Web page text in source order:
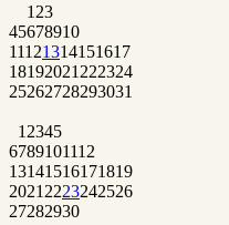
1 23
45678910
11121314151617
18192021 222324
25262728293031
1 2345
6789101112
13141516171819
2021 2223242526
27282930